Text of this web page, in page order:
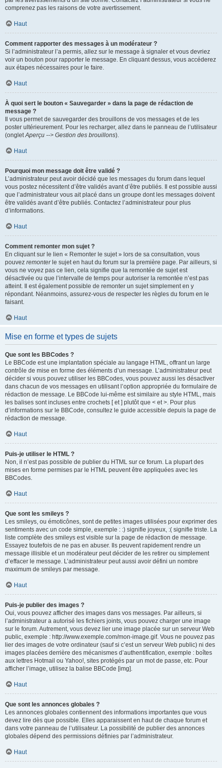
comprenez pas les raisons de votre avertissement.
Haut
Comment rapporter des messages à un modérateur ?
Si l’administrateur l’a permis, allez sur le message à signaler et vous devriez
voir un bouton pour rapporter le message. En cliquant dessus, vous accéderez
aux étapes nécessaires pour le faire.
Haut
À quoi sert le bouton « Sauvegarder » dans la page de rédaction de
message ?
Il vous permet de sauvegarder des brouillons de vos messages et de les
poster ultérieurement. Pour les recharger, allez dans le panneau de l’utilisateur
(ongletAperçu --> Gestion des brouillons).
Haut
Pourquoi mon message doit être validé ?
L’administrateur peut avoir décidé que les messages du forum dans lequel
vous postez nécessitent d’être validés avant d’être publiés. Il est possible aussi
que l’administrateur vous ait placé dans un groupe dont les messages doivent
être validés avant d’être publiés. Contactez l’administrateur pour plus
d’informations.
Haut
Comment remonter mon sujet ?
En cliquant sur le lien « Remonter le sujet » lors de sa consultation, vous
pouvez remonterle sujet en haut du forum sur la première page. Par ailleurs, si
vous ne voyez pas ce lien, cela signifie que la remontée de sujet est
désactivée ou que l’intervalle de temps pour autoriser la remontée n’est pas
atteint. Il est également possible de remonter un sujet simplement en y
répondant. Néanmoins, assurez-vous de respecter les règles du forum en le
faisant.
Haut
Mise en forme et types de sujets
Que sont les BBCodes ?
Le BBCode est une implantation spéciale au langage HTML, offrant un large
contrôle de mise en forme des éléments d’un message. L’administrateur peut
décider si vous pouvez utiliser les BBCodes, vous pouvez aussi les désactiver
dans chacun de vos messages en utilisant l’option appropriée du formulaire de
rédaction de message. Le BBCode lui-même est similaire au style HTML, mais
les balises sont incluses entre crochets [ et ] plutôt que < et >. Pour plus
d’informations sur le BBCode, consultez le guide accessible depuis la page de
rédaction de message.
Haut
Puis-je utiliser le HTML ?
Non, il n’est pas possible de publier du HTML sur ce forum. La plupart des
mises en forme permises par le HTML peuvent être appliquées avec les
BBCodes.
Haut
Que sont les smileys ?
Les smileys, ou émoticônes, sont de petites images utilisées pour exprimer des
sentiments avec un code simple, exemple : :) signifie joyeux, :( signifie triste. La
liste complète des smileys est visible sur la page de rédaction de message.
Essayez toutefois de ne pas en abuser. Ils peuvent rapidement rendre un
message illisible et un modérateur peut décider de les retirer ou simplement
d’effacer le message. L’administrateur peut aussi avoir défini un nombre
maximum de smileys par message.
Haut
Puis-je publier des images ?
Oui, vous pouvez afficher des images dans vos messages. Par ailleurs, si
l’administrateur a autorisé les fichiers joints, vous pouvez charger une image
sur le forum. Autrement, vous devez lier une image placée sur un serveur Web
public, exemple : http://www.exemple.com/mon-image.gif. Vous ne pouvez pas
lier des images de votre ordinateur (sauf si c’est un serveur Web public) ni des
images placées derrière des mécanismes d’authentification, exemple : boîtes
aux lettres Hotmail ou Yahoo!, sites protégés par un mot de passe, etc. Pour
afficher l’image, utilisez la balise BBCode [img].
Haut
Que sont les annonces globales ?
Les annonces globales contiennent des informations importantes que vous
devez lire dès que possible. Elles apparaissent en haut de chaque forum et
dans votre panneau de l’utilisateur. La possibilité de publier des annonces
globales dépend des permissions définies par l’administrateur.
Haut